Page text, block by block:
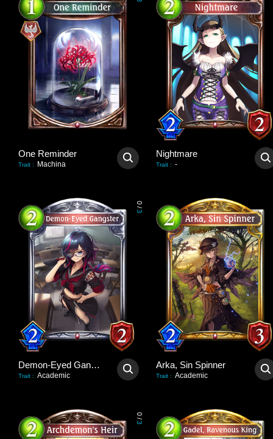
One Reminder
Trait : Machina
Nightmare
Trait : -
0
/
3
Demon-Eyed Gangster
Trait : Academic
Arka, Sin Spinner
Trait : Academic
0
/
3